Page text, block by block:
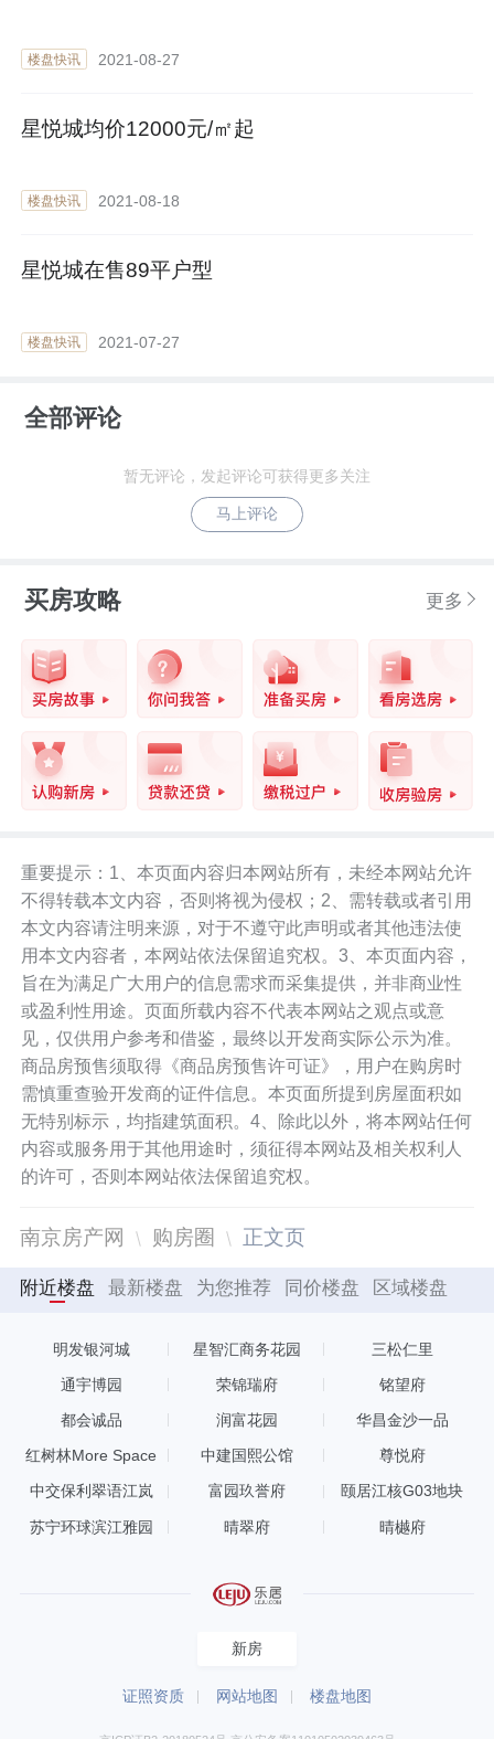
楼盘快讯 2021-08-27
星悦城均价12000元/㎡起
楼盘快讯 2021-08-18
星悦城在售89平户型
楼盘快讯 2021-07-27
全部评论
暂无评论，发起评论可获得更多关注
马上评论
买房攻略 更多
重要提示：1、本页面内容归本网站所有，未经本网站允许
不得转载本文内容，否则将视为侵权；2、需转载或者引用
本文内容请注明来源，对于不遵守此声明或者其他违法使
用本文内容者，本网站依法保留追究权。3、本页面内容，
旨在为满足广大用户的信息需求而采集提供，并非商业性
或盈利性用途。页面所载内容不代表本网站之观点或意
见，仅供用户参考和借鉴，最终以开发商实际公示为准。
商品房预售须取得《商品房预售许可证》，用户在购房时
需慎重查验开发商的证件信息。本页面所提到房屋面积如
无特别标示，均指建筑面积。4、除此以外，将本网站任何
内容或服务用于其他用途时，须征得本网站及相关权利人
的许可，否则本网站依法保留追究权。
南京房产网 购房圈 正文页
附近楼盘 最新楼盘 为您推荐 同价楼盘 区域楼盘
明发银河城 星智汇商务花园 三松仁里
通宇博园 荣锦瑞府 铭望府
都会诚品 润富花园 华昌金沙一品
红树林More Space 中建国熙公馆 尊悦府
中交保利翠语江岚 富园玖誉府 颐居江核G03地块
苏宁环球滨江雅园 晴翠府 晴樾府
新房
证照资质 网站地图 楼盘地图